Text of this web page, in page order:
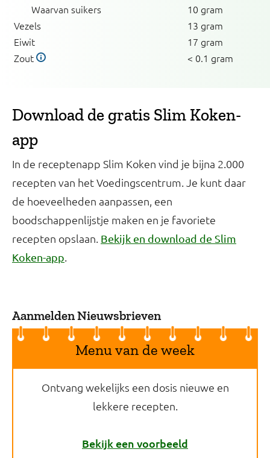
Waarvan suikers
10 gram
Vezels
13 gram
Eiwit
17 gram
Zout
< 0.1 gram
Download de gratis Slim Koken-
app
In de receptenapp Slim Koken vind je bijna 2.000
recepten van het Voedingscentrum. Je kunt daar
de hoeveelheden aanpassen, een
boodschappenlijstje maken en je favoriete
recepten opslaan. Bekijk en download de Slim
Koken-app
Aanmelden Nieuwsbrieven
Menu van de week
Ontvang wekelijks een dosis nieuwe en
lekkere recepten.
Bekijk een voorbeeld